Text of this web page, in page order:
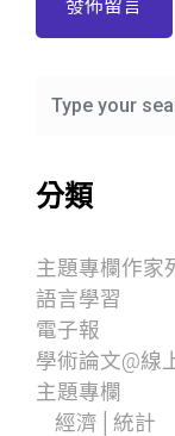
分類
主題專欄作家
語言學習
電子報
學術論文@線
主題專欄
經濟│統計